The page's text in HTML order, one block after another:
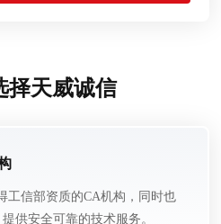
择天威诚信
工信部资质的CA机构，同时也
供安全可靠的技术服务。